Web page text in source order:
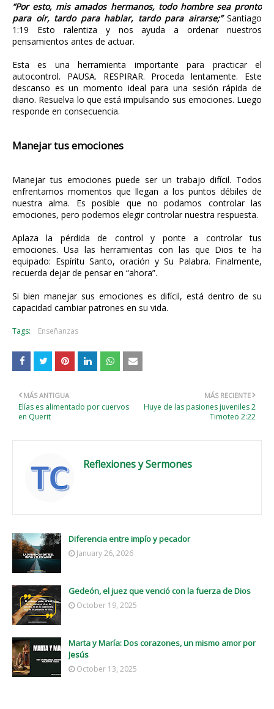
“Por esto, mis amados hermanos, todo hombre sea pronto
para oír, tardo para hablar, tardo para airarse;” Santiago
1:19 Esto ralentiza y nos ayuda a ordenar nuestros
pensamientos antes de actuar.
Esta es una herramienta importante para practicar el
autocontrol. PAUSA. RESPIRAR. Proceda lentamente. Este
descanso es un momento ideal para una sesión rápida de
diario. Resuelva lo que está impulsando sus emociones. Luego
responde en consecuencia.
Manejar tus emociones
Manejar tus emociones puede ser un trabajo difícil. Todos
enfrentamos momentos que llegan a los puntos débiles de
nuestra alma. Es posible que no podamos controlar las
emociones, pero podemos elegir controlar nuestra respuesta.
Aplaza la pérdida de control y ponte a controlar tus
emociones. Usa las herramientas con las que Dios te ha
equipado: Espíritu Santo, oración y Su Palabra. Finalmente,
recuerda dejar de pensar en “ahora”.
Si bien manejar sus emociones es difícil, está dentro de su
capacidad cambiar patrones en su vida.
Tags: Enseñanzas
MÁS RECIENTE
Huye de las pasiones juveniles 2
Timoteo 2:22
MÁS ANTIGUA
Elías es alimentado por cuervos
en Querit
Reflexiones y Sermones
Diferencia entre impío y pecador
January 26, 2026
Gedeón, el juez que venció con la fuerza de Dios
October 19, 2025
Marta y María: Dos corazones, un mismo amor por
Jesús
October 13, 2025